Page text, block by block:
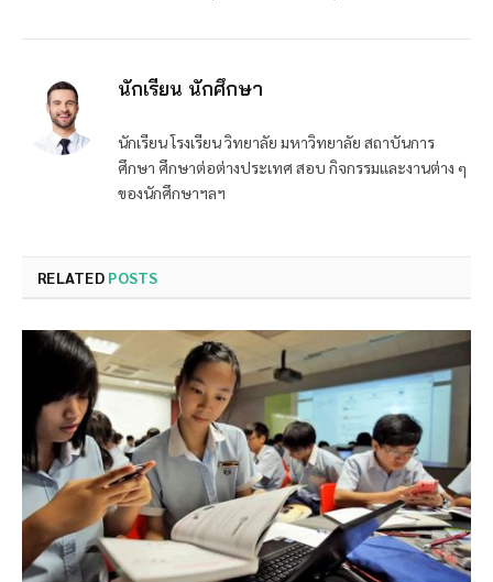
นักเรียน นักศึกษา
นักเรียน โรงเรียน วิทยาลัย มหาวิทยาลัย สถาบันการ
ศึกษา ศึกษาต่อต่างประเทศ สอบ กิจกรรมและงานต่าง ๆ
ของนักศึกษาฯลฯ
RELATED POSTS